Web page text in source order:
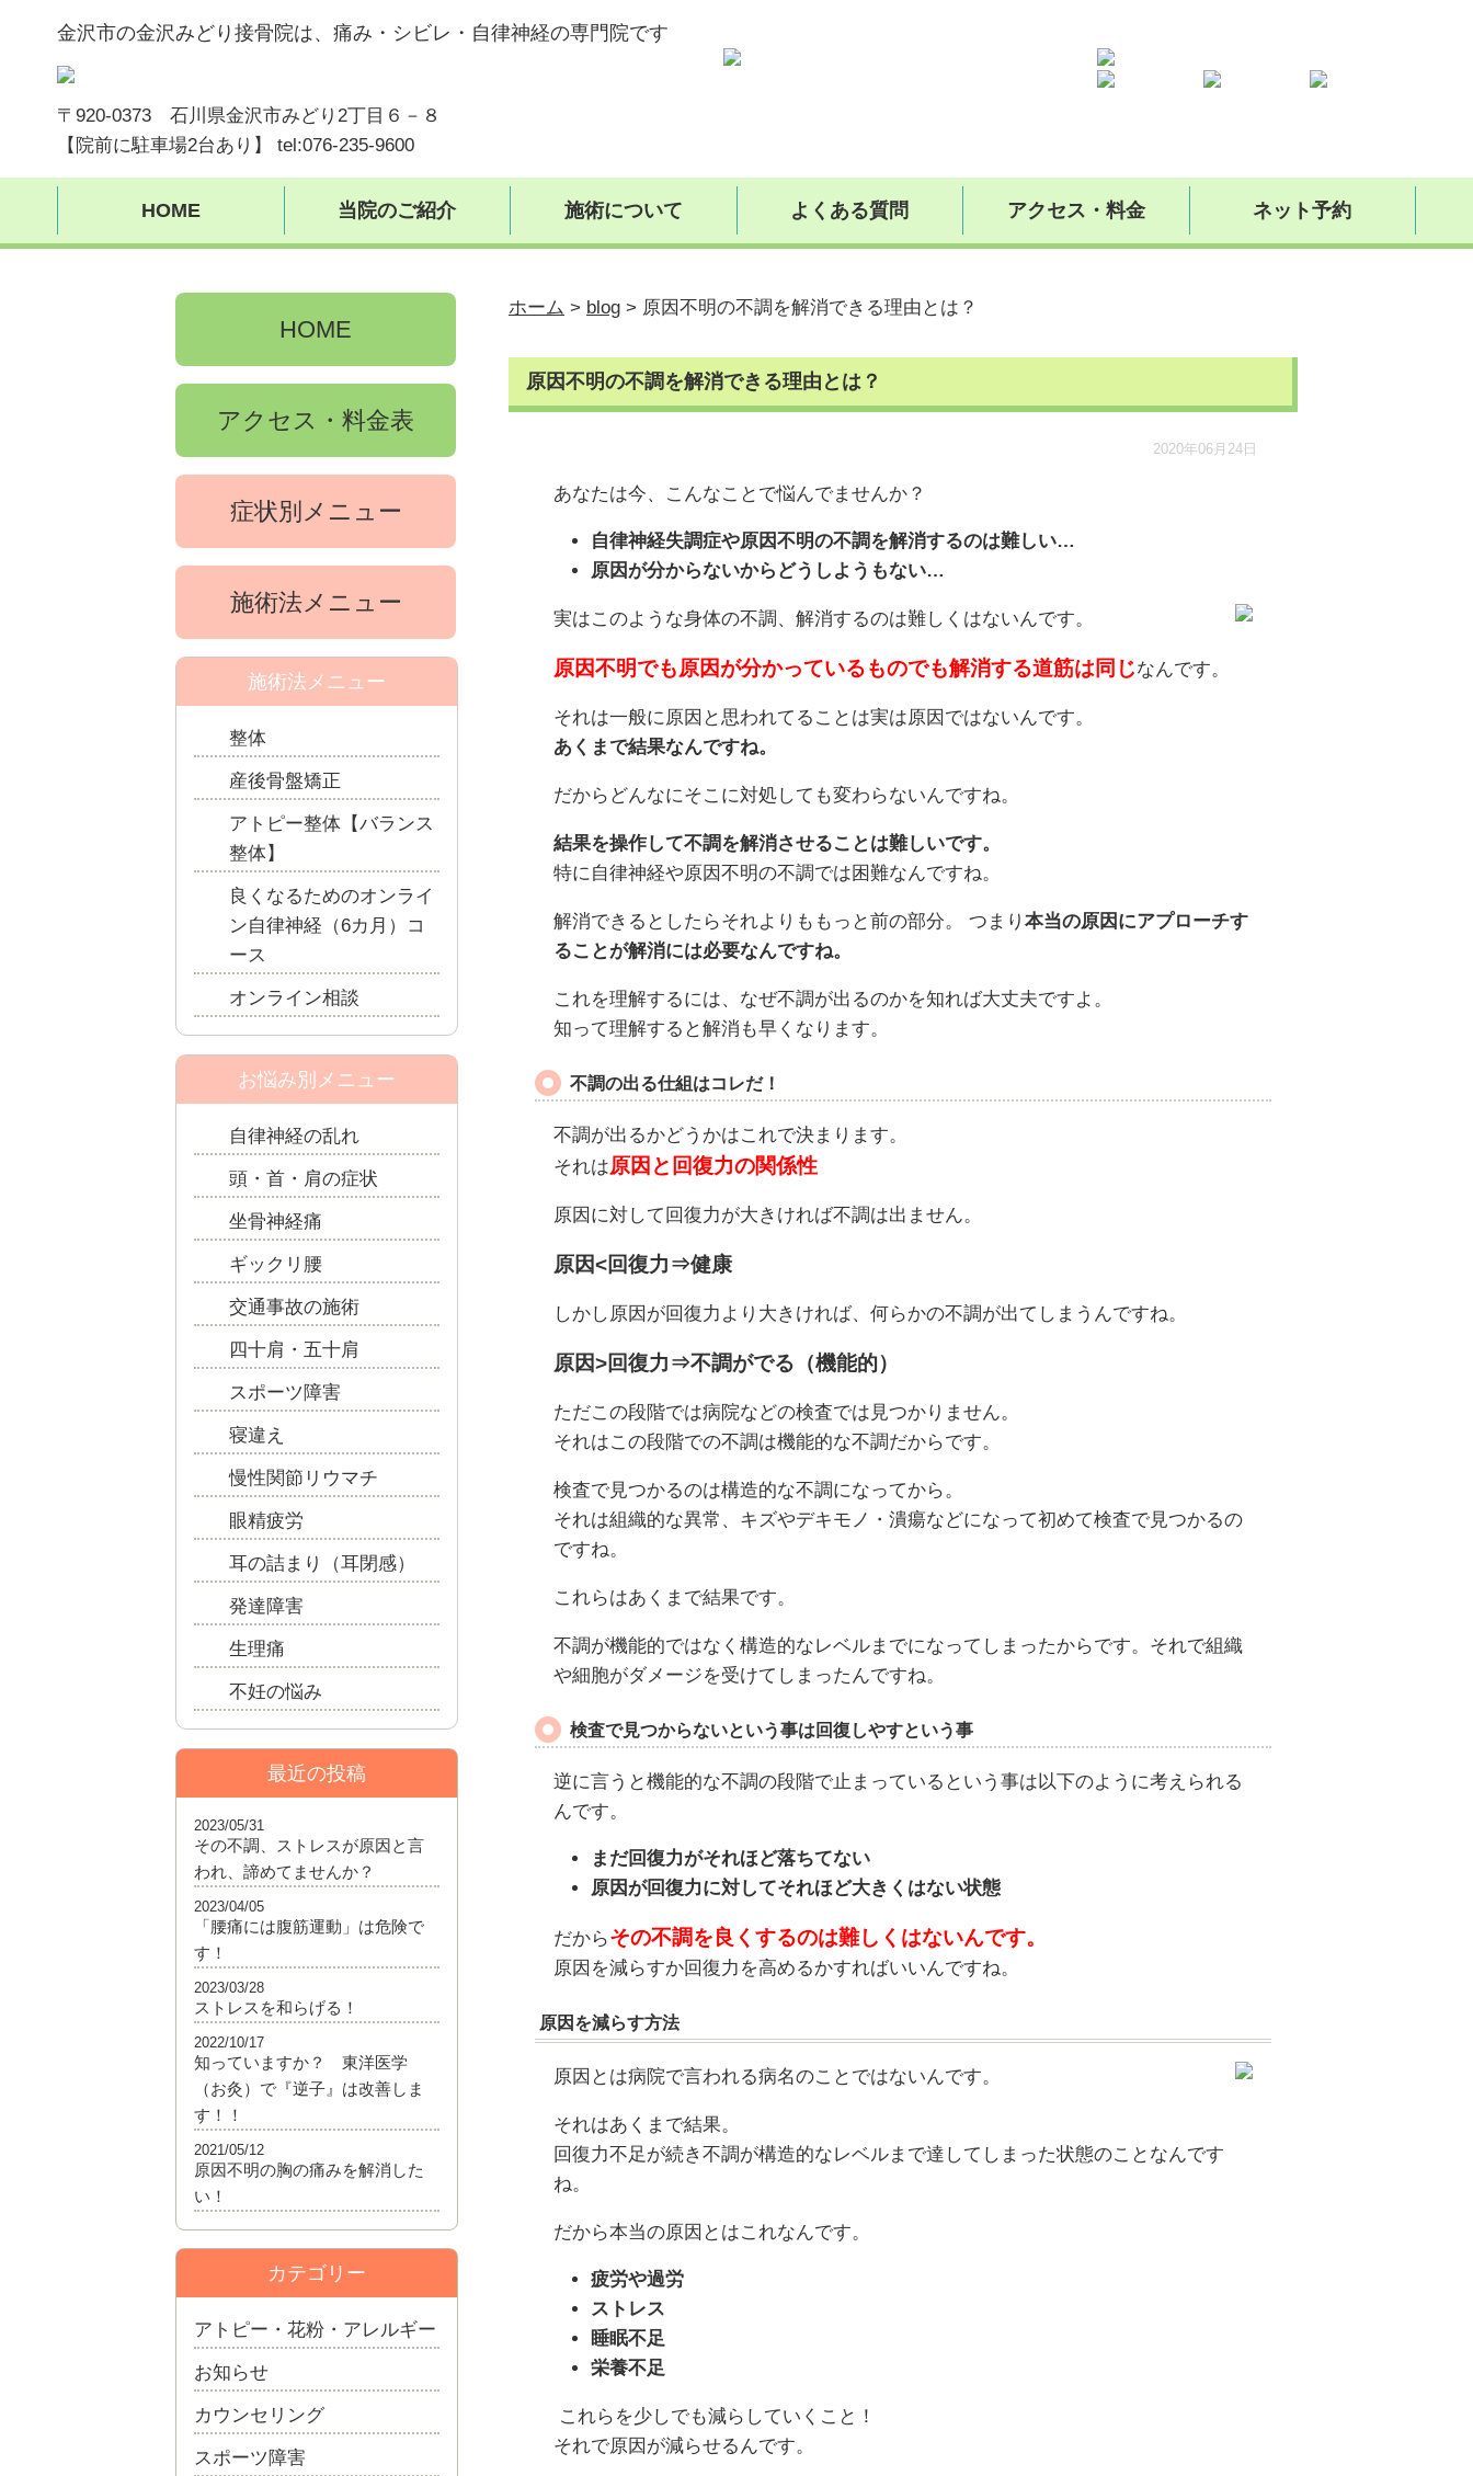
金沢市の金沢みどり接骨院は、痛み・シビレ・自律神経の専門院です
〒920-0373 石川県金沢市みどり2丁目６－８
【院前に駐車場2台あり】 tel:076-235-9600
HOME 当院のご紹介 施術について よくある質問 アクセス・料金 ネット予約
ホーム > blog > 原因不明の不調を解消できる理由とは？
原因不明の不調を解消できる理由とは？
2020年06月24日
あなたは今、こんなことで悩んでませんか？
自律神経失調症や原因不明の不調を解消するのは難しい…
原因が分からないからどうしようもない…
実はこのような身体の不調、解消するのは難しくはないんです。
原因不明でも原因が分かっているものでも解消する道筋は同じなんです。
それは一般に原因と思われてることは実は原因ではないんです。
あくまで結果なんですね。
だからどんなにそこに対処しても変わらないんですね。
結果を操作して不調を解消させることは難しいです。
特に自律神経や原因不明の不調では困難なんですね。
解消できるとしたらそれよりももっと前の部分。 つまり 本当の原因にアプローチす
ることが解消には必要なんですね。
これを理解するには、なぜ不調が出るのかを知れば大丈夫ですよ。
知って理解すると解消も早くなります。
不調の出る仕組はコレだ！
不調が出るかどうかはこれで決まります。
それは原因と回復力の関係性
原因に対して回復力が大きければ不調は出ません。
原因<回復力⇒健康
しかし原因が回復力より大きければ、何らかの不調が出てしまうんですね。
原因>回復力⇒不調がでる（機能的）
ただこの段階では病院などの検査では見つかりません。
それはこの段階での不調は機能的な不調だからです。
検査で見つかるのは構造的な不調になってから。
それは組織的な異常、キズやデキモノ・潰瘍などになって初めて検査で見つかるの
ですね。
これらはあくまで結果です。
不調が機能的ではなく構造的なレベルまでになってしまったからです。それで組織
や細胞がダメージを受けてしまったんですね。
検査で見つからないという事は回復しやすという事
逆に言うと機能的な不調の段階で止まっているという事は以下のように考えられる
んです。
まだ回復力がそれほど落ちてない
原因が回復力に対してそれほど大きくはない状態
だからその不調を良くするのは難しくはないんです。
原因を減らすか回復力を高めるかすればいいんですね。
原因を減らす方法
原因とは病院で言われる病名のことではないんです。
それはあくまで結果。
回復力不足が続き不調が構造的なレベルまで達してしまった状態のことなんです
ね。
だから本当の原因とはこれなんです。
疲労や過労
ストレス
睡眠不足
栄養不足
これらを少しでも減らしていくこと！
それで原因が減らせるんです。
HOME
アクセス・料金表
症状別メニュー
施術法メニュー
施術法メニュー
整体
産後骨盤矯正
アトピー整体【バランス
整体】
良くなるためのオンライ
ン自律神経（6カ月）コ
ース
オンライン相談
お悩み別メニュー
自律神経の乱れ
頭・首・肩の症状
坐骨神経痛
ギックリ腰
交通事故の施術
四十肩・五十肩
スポーツ障害
寝違え
慢性関節リウマチ
眼精疲労
耳の詰まり（耳閉感）
発達障害
生理痛
不妊の悩み
最近の投稿
その不調、ストレスが原因と言
われ、諦めてませんか？
2023/05/31
「腰痛には腹筋運動」は危険で
す！
2023/04/05
ストレスを和らげる！
2023/03/28
知っていますか？ 東洋医学
（お灸）で『逆子』は改善しま
す！！
2022/10/17
原因不明の胸の痛みを解消した
い！
2021/05/12
カテゴリー
アトピー・花粉・アレルギー
お知らせ
カウンセリング
スポーツ障害